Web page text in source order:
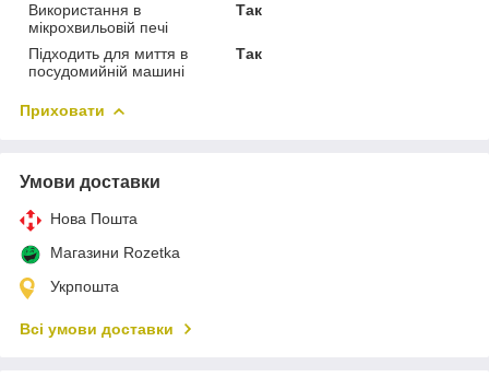
Використання в
мікрохвильовій печі
Так
Підходить для миття в
посудомийній машині
Так
Приховати
Умови доставки
Нова Пошта
Магазини Rozetka
Укрпошта
Всі умови доставки